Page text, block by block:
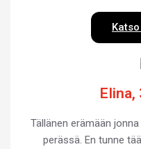
EIina,
Tällänen erämään
perässä. En tunne